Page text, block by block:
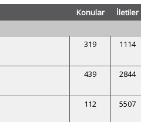
Konular İletiler
319 1114
439 2844
112 5507